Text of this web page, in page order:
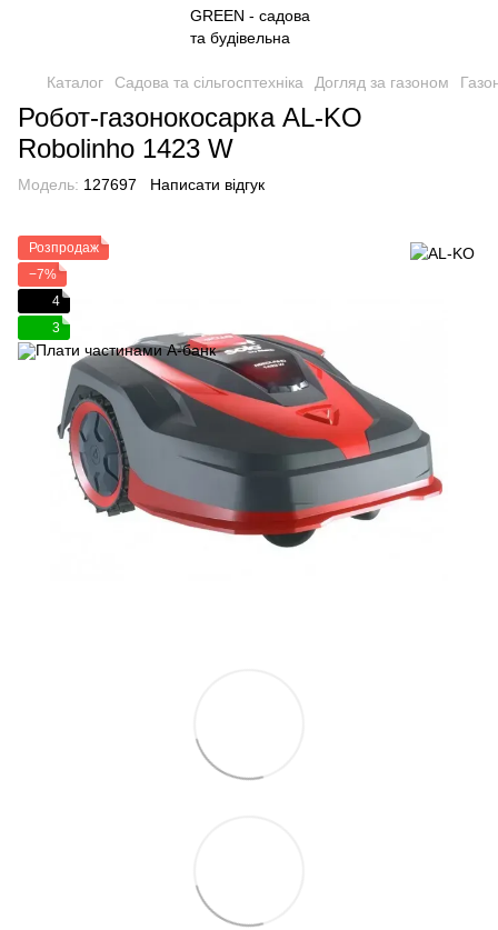
Каталог Садова та сільгосптехніка Догляд за газоном
Робот-газонокосарка AL-KO
Robolinho 1423 W
Модель: 127697 Написати відгук
Розпродаж
−7%
4
3